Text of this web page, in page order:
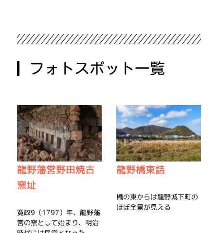
フォトスポット一覧
龍野藩営野田焼古
窯址
寛政9（1797）年、龍野藩
営の窯として始まり、明治
龍野橋東詰
橋の東からは龍野城下町の
ほぼ全景が見える